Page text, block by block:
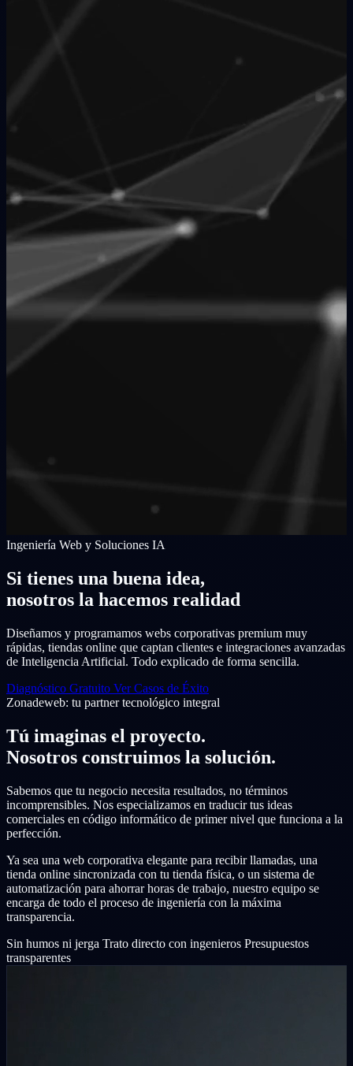
Ingeniería Web y Soluciones IA
Si tienes una buena idea,
nosotros la hacemos realidad
Diseñamos y programamos webs corporativas premium muy
rápidas, tiendas online que captan clientes e integraciones avanzadas
de Inteligencia Artificial. Todo explicado de forma sencilla.
Diagnóstico Gratuito Ver Casos de Éxito
Zonadeweb: tu partner tecnológico integral
Tú imaginas el proyecto.
Nosotros construimos la solución.
Sabemos que tu negocio necesita resultados, no términos
incomprensibles. Nos especializamos en traducir tus ideas
comerciales en código informático de primer nivel que funciona a la
perfección.
Ya sea una web corporativa elegante para recibir llamadas, una
tienda online sincronizada con tu tienda física, o un sistema de
automatización para ahorrar horas de trabajo, nuestro equipo se
encarga de todo el proceso de ingeniería con la máxima
transparencia.
Sin humos ni jerga Trato directo con ingenieros Presupuestos
transparentes